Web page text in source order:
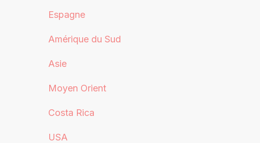
Espagne
Amérique du Sud
Asie
Moyen Orient
Costa Rica
USA